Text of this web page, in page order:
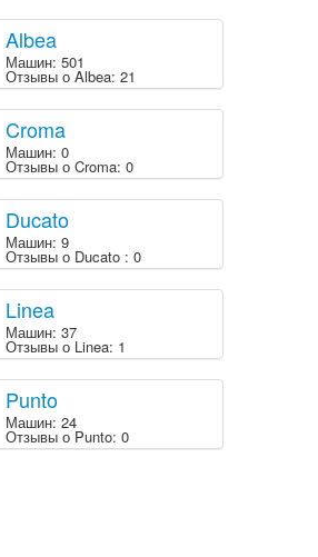
Albea
Машин: 501
Отзывы о Albea: 21
Croma
Машин: 0
Отзывы о Croma: 0
Ducato
Машин: 9
Отзывы о Ducato : 0
Linea
Машин: 37
Отзывы о Linea: 1
Punto
Машин: 24
Отзывы о Punto: 0